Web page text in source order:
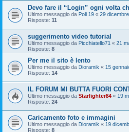
Devo fare il “Login” ogni volta
Ultimo messaggio da Poli 19 « 29
Risposte: 11
suggerimento video tutorial
Ultimo messaggio da Picchiatello71 « 21
Risposte: 8
Per me il sito è lento
Ultimo messaggio da Dioramik « 15
Risposte: 14
IL FORUM MI BUTTA FUORI
Ultimo messaggio da Starfighter84 « 19
Risposte: 24
Caricamento foto e immagini
Ultimo messaggio da Dioramik « 19
Risposte: 8